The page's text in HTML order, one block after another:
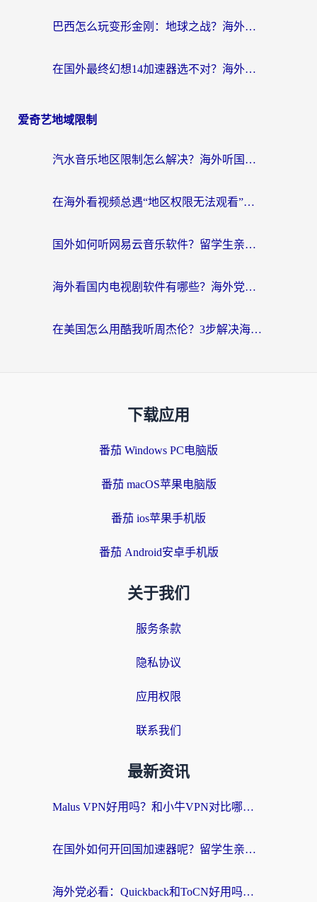
巴西怎么玩变形金刚：地球之战？海外玩家国服游戏加速终极指南（附新诛仙延迟密室逃脱18解决办法）
在国外最终幻想14加速器选不对？海外玩家的国服游戏加速避坑指南
爱奇艺地域限制
汽水音乐地区限制怎么解决？海外听国内音乐的实用指南来了
在海外看视频总遇“地区权限无法观看”？这篇攻略帮你轻松解锁国内影视动漫
国外如何听网易云音乐软件？留学生亲测有效的回国加速方案
海外看国内电视剧软件有哪些？海外党专属追剧指南来了
在美国怎么用酷我听周杰伦？3步解决海外听歌地域限制，附QQ音乐网易云通用技巧
下载应用
番茄 Windows PC电脑版
番茄 macOS苹果电脑版
番茄 ios苹果手机版
番茄 Android安卓手机版
关于我们
服务条款
隐私协议
应用权限
联系我们
最新资讯
Malus VPN好用吗？和小牛VPN对比哪个回国效果更好？海外党亲测实用指南
在国外如何开回国加速器呢？留学生亲测的无缝访问国内资源指南
海外党必看：Quickback和ToCN好用吗？3分钟选对回国加速器的实用指南